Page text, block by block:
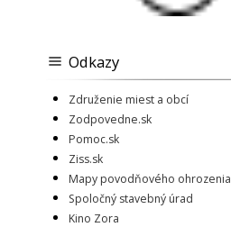
Odkazy
Združenie miest a obcí
Zodpovedne.sk
Pomoc.sk
Ziss.sk
Mapy povodňového ohrozenia
Spoločný stavebný úrad
Kino Zora